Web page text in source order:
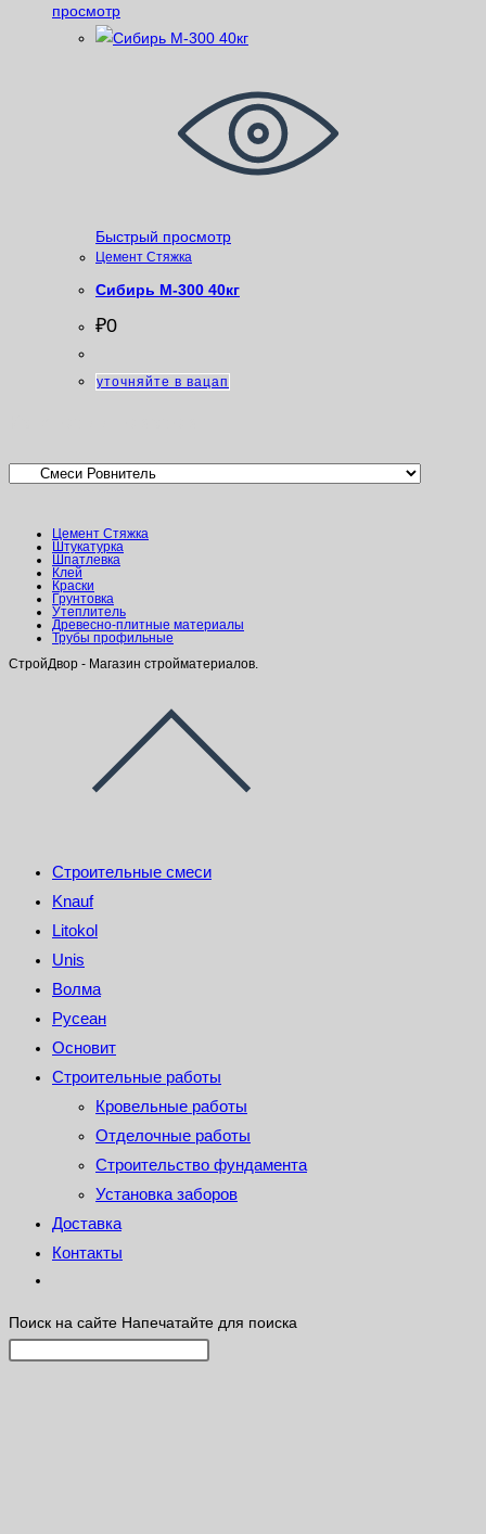
просмотр
Быстрый просмотр
Цемент Стяжка
Сибирь М-300 40кг
₽0
уточняйте в вацап
Цемент Стяжка
Штукатурка
Шпатлевка
Клей
Краски
Грунтовка
Утеплитель
Древесно-плитные материалы
Трубы профильные
СтройДвор - Магазин стройматериалов.
Строительные смеси
Knauf
Litokol
Unis
Волма
Русеан
Основит
Строительные работы
Кровельные работы
Отделочные работы
Строительство фундамента
Установка заборов
Доставка
Контакты
Поиск на сайте Напечатайте для поиска